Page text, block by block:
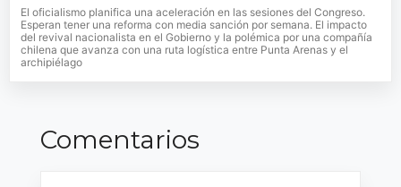
El oficialismo planifica una aceleración en las sesiones del Congreso.
Esperan tener una reforma con media sanción por semana. El impacto
del revival nacionalista en el Gobierno y la polémica por una compañía
chilena que avanza con una ruta logística entre Punta Arenas y el
archipiélago
Comentarios